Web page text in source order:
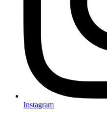
Instagram